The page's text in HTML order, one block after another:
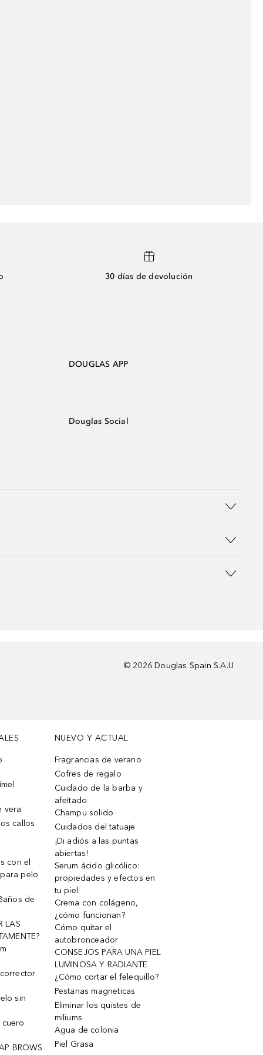
30 días de devolución
DOUGLAS APP
Douglas Social
© 2026 Douglas Spain S.A.U
vera
callos
con el
pelo
de
LAS
sin
cuero
BROWS
NUEVO Y ACTUAL
Fragrancias de verano
Cofres de regalo
Cuidado de la barba y
afeitado
Champu solido
Cuidados del tatuaje
¡Di adiós a las puntas
abiertas!
Serum ácido glicólico:
propiedades y efectos en
tu piel
Crema con colágeno,
¿cómo funcionan?
Cómo quitar el
autobronceador
CONSEJOS PARA UNA PIEL
LUMINOSA Y RADIANTE
¿Cómo cortar el felequillo?
Pestanas magneticas
Eliminar los quistes de
miliums
Agua de colonia
Piel Grasa